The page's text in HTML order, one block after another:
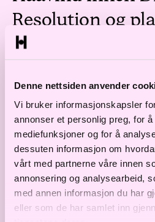
Denne nettsiden anvender
Vi bruker informasjonskapsler
annonser et personlig preg, for
mediefunksjoner og for å
dessuten informasjon om
vårt med partnerne våre innen
annonsering og analysearbeid,
med annen informasjon du har
eller som de har samlet inn
Resolution og
selskapet i Tier 1
I tillegg gjør Haavind det
Commercial, Corporate/
selskapet har rykket opp
Innen Tax er Haavind
every way, providing